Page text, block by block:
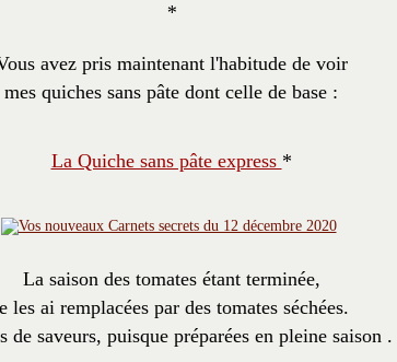
*
avez pris maintenant l'habitude de voir
mes quiches sans pâte dont celle de base :
La Quiche sans pâte express *
La saison des tomates étant terminée,
les ai remplacées par des tomates séchées.
de saveurs, puisque préparées en pleine saison .